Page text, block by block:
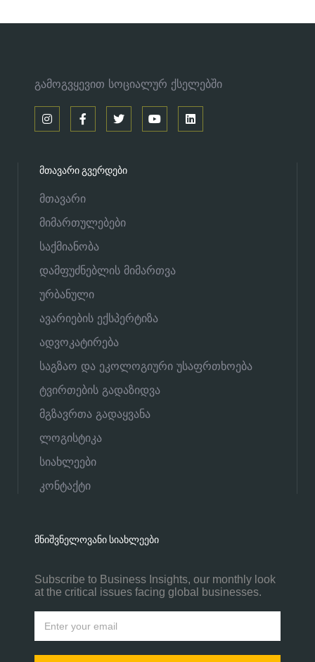
გამოგვყევით სოციალურ ქსელებში
ᲛᲗᲐᲕᲐᲠᲘ ᲒᲕᲔᲠᲓᲔᲑᲘ
მთავარი
მიმართულებები
საქმიანობა
დამფუძნებლის მიმართვა
ურბანული
ავარიების ექსპერტიზა
ადვოკატირება
საგზაო და ეკოლოგიური უსაფრთხოება
ტვირთების გადაზიდვა
მგზავრთა გადაყვანა
ლოგისტიკა
სიახლეები
კონტაქტი
ᲛᲜᲘᲨᲕᲜᲔᲚᲝᲕᲐᲜᲘ ᲡᲘᲐᲮᲚᲔᲔᲑᲘ
Subscribe to Business Insights, our monthly look
at the critical issues facing global businesses.